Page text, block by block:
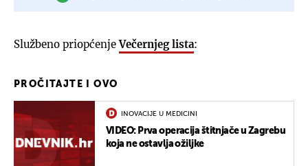
Službeno priopćenjeVečernjeg lista:
PROČITAJTE I OVO
INOVACIJE U MEDICINI
VIDEO: Prva operacija štitnjače u Zagrebu
koja ne ostavlja ožiljke